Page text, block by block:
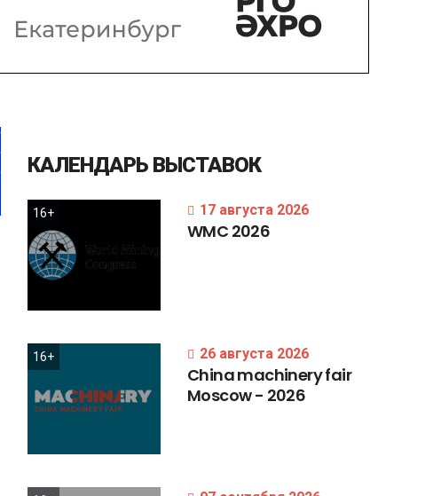
КАЛЕНДАРЬ ВЫСТАВОК
16+ 17 августа 2026
WMC 2026
16+ 26 августа 2026
Chinamachineryfair
Moscow- 2026